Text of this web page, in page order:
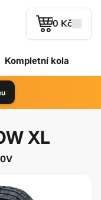
0 Kč
Kompletní kola
XL